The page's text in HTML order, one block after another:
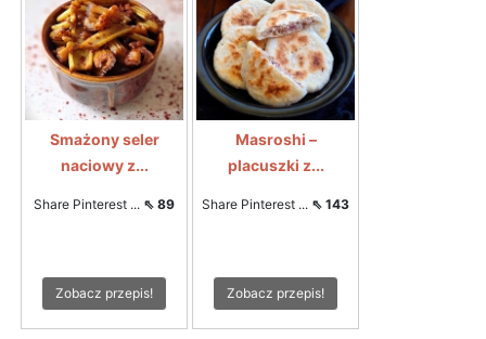
Smażony seler
naciowy z...
Share Pinterest ... ⇖ 89
Zobacz przepis!
Masroshi –
placuszki z...
Share Pinterest ... ⇖ 143
Zobacz przepis!